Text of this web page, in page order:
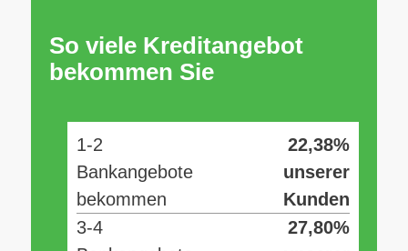
So viele Kreditangebot
bekommen Sie
1-2
Bankangebote
bekommen
22,38%
unserer
Kunden
3-4
27,80%